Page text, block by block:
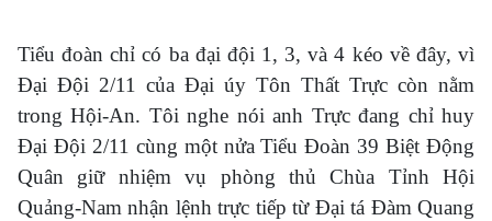
Tiểu đoàn chỉ có ba đại đội 1, 3, và 4 kéo về đây, vì
Đại Đội 2/11 của Đại úy Tôn Thất Trực còn nằm
trong Hội-An. Tôi nghe nói anh Trực đang chỉ huy
Đại Đội 2/11 cùng một nửa Tiểu Đoàn 39 Biệt Động
Quân giữ nhiệm vụ phòng thủ Chùa Tỉnh Hội
Quảng-Nam nhận lệnh trực tiếp từ Đại tá Đàm Quang